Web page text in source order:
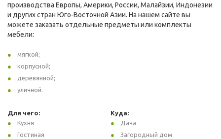
производства Европы, Америки, России, Малайзии, Индонезии
и других стран Юго-Восточной Азии. На нашем сайте вы
можете заказать отдельные предметы или комплекты
мебели:
мягкой;
корпусной;
деревянной;
уличной.
Для чего:
Кухня
Гостиная
Куда:
Дача
Загородный дом